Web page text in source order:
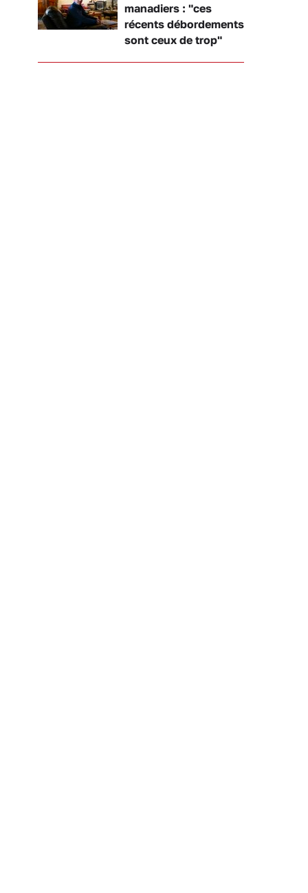
manadiers : "ces
récents débordements
sont ceux de trop"